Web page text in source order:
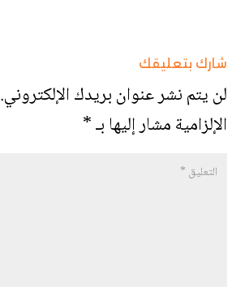
شارك بتعليقك
لن يتم نشر عنوان بريدك الإلكتروني.
الإلزامية مشار إليها بـ*